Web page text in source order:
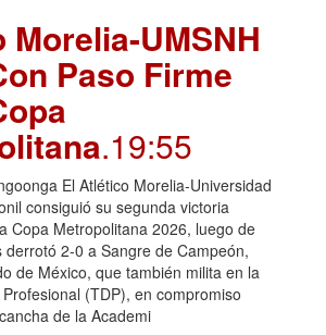
UMSNH
Paso Firme
.19:55
El Atlético Morelia-Universidad
consiguió su segunda victoria
Copa Metropolitana 2026, luego de
derrotó 2-0 a Sangre de Campeón,
de México, que también milita en la
(TDP), en compromiso
de la Academi